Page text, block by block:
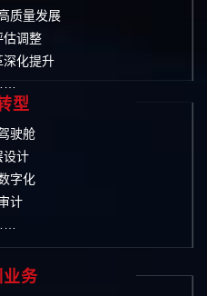
质量发展
估调整
深化提升
型
驶舱
设计
字化
计
业务